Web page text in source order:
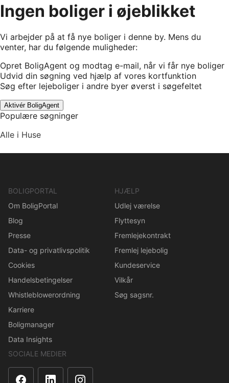
Ingen boliger i øjeblikket
Vi arbejder på at få nye boliger i denne by. Mens du
venter, har du følgende muligheder:
Opret BoligAgent og modtag e-mail, når vi får nye boliger
Udvid din søgning ved hjælp af vores kortfunktion
Søg efter lejeboliger i andre byer øverst i søgefeltet
Aktivér BoligAgent
Populære søgninger
Alle i Huse
BOLIGPORTAL
Om BoligPortal
Blog
Presse
Data- og privatlivspolitik
Cookies
Handelsbetingelser
Whistleblowerordning
Karriere
Boligmanager
Data Insights
HJÆLP
Udlej værelse
Flyttesyn
Fremlejekontrakt
Fremlej lejebolig
Kundeservice
Vilkår
Søg sagsnr.
SOCIALE MEDIER